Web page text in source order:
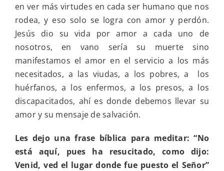
en ver más virtudes en cada ser humano que nos
rodea, y eso solo se logra con amor y perdón.
Jesús dio su vida por amor a cada uno de
nosotros, en vano sería su muerte sino
manifestamos el amor en el servicio a los más
necesitados, a las viudas, a los pobres, a los
huérfanos, a los enfermos, a los presos, a los
discapacitados, ahí es donde debemos llevar su
amor y su mensaje de salvación.
Les dejo una frase bíblica para meditar: “No
está aquí, pues ha resucitado, como dijo:
Venid, ved el lugar donde fue puesto el Señor”